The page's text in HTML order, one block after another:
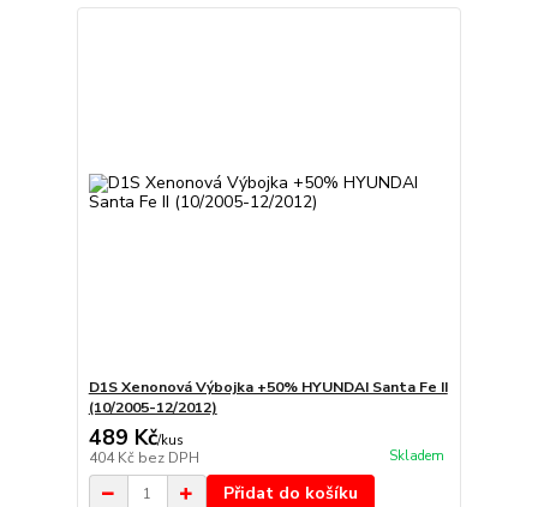
D1S Xenonová Výbojka +50% HYUNDAI Santa Fe II
(10/2005-12/2012)
489 Kč/kus
404 Kč bez DPH Skladem
Přidat do košíku